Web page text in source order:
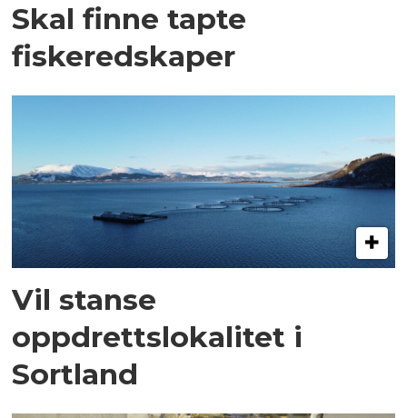
Skal finne tapte
fiskeredskaper
Vil stanse
oppdrettslokalitet i
Sortland